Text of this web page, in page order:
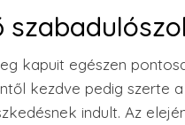
kapuit egészen
kezdve pedig szerte
indult. Az